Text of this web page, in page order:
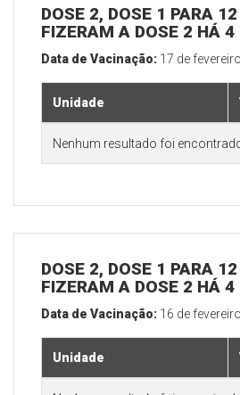
DOSE 2, DOSE 1 PARA
FIZERAM A DOSE 2 HÁ 4
Data de Vacinação: 17 de
Unidade
Nenhum resultado foi
DOSE 2, DOSE 1 PARA
FIZERAM A DOSE 2 HÁ 4
Data de Vacinação: 16 de
Unidade